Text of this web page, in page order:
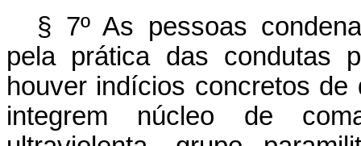
§ 7º As pessoas
pela prática das condutas
houver indícios concretos
integrem núcleo de